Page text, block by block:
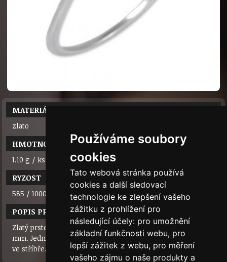
Používáme soubory
cookies
Tato webová stránka používá
cookies a další sledovací
technologie ke zlepšení vašeho
zážitku z prohlížení pro
následující účely: pro umožnění
základní funkčnosti webu, pro
lepší zážitek z webu, pro měření
vašeho zájmu o naše produkty a
MATERIÁL
zlato
HMOTNOST
1.10 g / ks
RYZOST
585 / 1000 (14 karátů)
POPIS PRODUKTU
Zlatý prsten se zirkonem v srdíčku. Zirkon má průměr 3,5
mm. Jednoduchý působivý design. Je možné ho objednat i
ve stříbře.